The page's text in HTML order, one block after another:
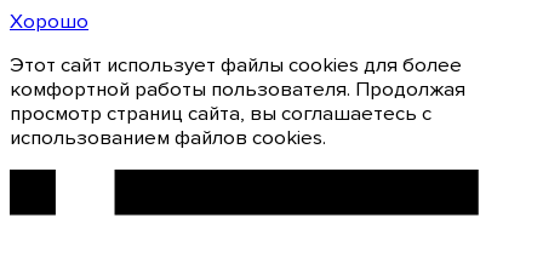
Хорошо
Этот сайт использует файлы cookies для более
комфортной работы пользователя. Продолжая
просмотр страниц сайта, вы соглашаетесь с
использованием файлов cookies.